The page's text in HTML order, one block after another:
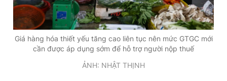
Giá hàng hóa thiết yếu tăng cao liên tục nên mức GTGC mới
cần được áp dụng sớm để hỗ trợ người nộp thuế
ẢNH: NHẬT THỊNH